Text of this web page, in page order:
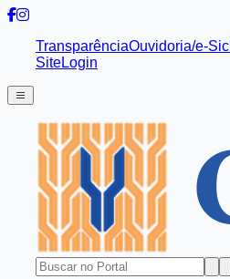
TransparênciaOuvidoria/e-Sic
SiteLogin